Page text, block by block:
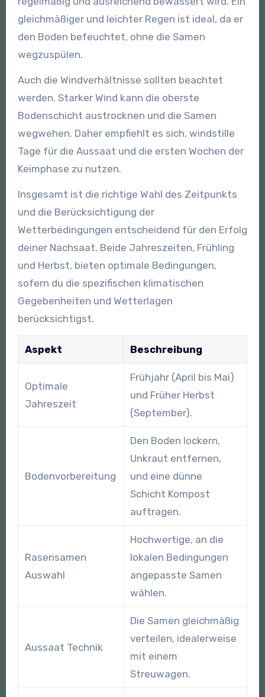
gleichmäßiger und leichter Regen ist ideal, da er
den Boden befeuchtet, ohne die Samen
wegzuspülen.
Auch die Windverhältnisse sollten beachtet
werden. Starker Wind kann die oberste
Bodenschicht austrocknen und die Samen
wegwehen. Daher empfiehlt es sich, windstille
Tage für die Aussaat und die ersten Wochen der
Keimphase zu nutzen.
Insgesamt ist die richtige Wahl des Zeitpunkts
und die Berücksichtigung der
Wetterbedingungen entscheidend für den Erfolg
deiner Nachsaat. Beide Jahreszeiten, Frühling
und Herbst, bieten optimale Bedingungen,
sofern du die spezifischen klimatischen
Gegebenheiten und Wetterlagen
berücksichtigst.
Aspekt Beschreibung
Optimale
Jahreszeit
Frühjahr (April bis Mai)
und Früher Herbst
(September).
Bodenvorbereitung
Den Boden lockern,
Unkraut entfernen,
und eine dünne
Schicht Kompost
auftragen.
Rasensamen
Auswahl
Hochwertige, an die
lokalen Bedingungen
angepasste Samen
wählen.
Aussaat Technik
Die Samen gleichmäßig
verteilen, idealerweise
mit einem
Streuwagen.